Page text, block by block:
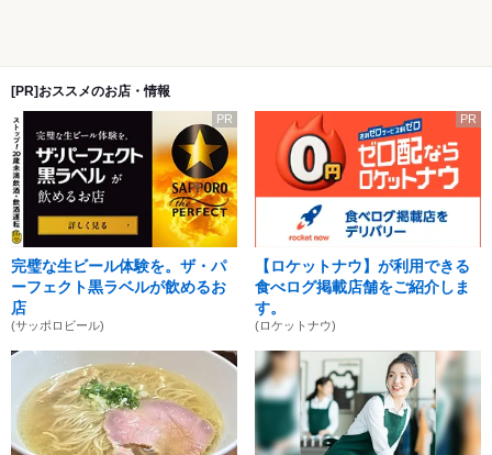
[PR]おススメのお店・情報
PR
完璧な生ビール体験を。ザ・パ
ーフェクト黒ラベルが飲めるお
店
(サッポロビール)
PR
【ロケットナウ】が利用できる
食べログ掲載店舗をご紹介しま
す。
(ロケットナウ)